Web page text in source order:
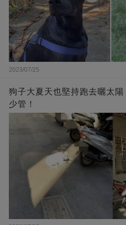
2023/07/25
狗子大夏天也堅持跑去曬太
少管！